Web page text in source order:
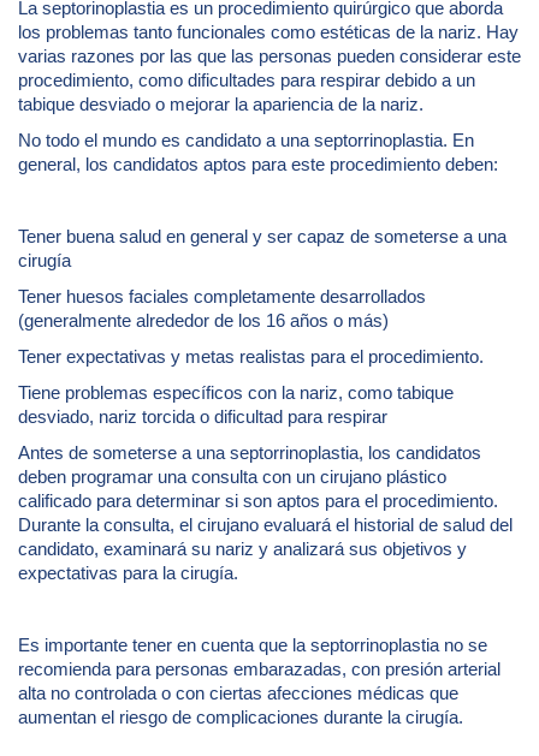
La septorinoplastia es un procedimiento quirúrgico que aborda
los problemas tanto funcionales como estéticas de la nariz. Hay
varias razones por las que las personas pueden considerar este
procedimiento, como dificultades para respirar debido a un
tabique desviado o mejorar la apariencia de la nariz.
No todo el mundo es candidato a una septorrinoplastia. En
general, los candidatos aptos para este procedimiento deben:
Tener buena salud en general y ser capaz de someterse a una
cirugía
Tener huesos faciales completamente desarrollados
(generalmente alrededor de los 16 años o más)
Tener expectativas y metas realistas para el procedimiento.
Tiene problemas específicos con la nariz, como tabique
desviado, nariz torcida o dificultad para respirar
Antes de someterse a una septorrinoplastia, los candidatos
deben programar una consulta con un cirujano plástico
calificado para determinar si son aptos para el procedimiento.
Durante la consulta, el cirujano evaluará el historial de salud del
candidato, examinará su nariz y analizará sus objetivos y
expectativas para la cirugía.
Es importante tener en cuenta que la septorrinoplastia no se
recomienda para personas embarazadas, con presión arterial
alta no controlada o con ciertas afecciones médicas que
aumentan el riesgo de complicaciones durante la cirugía.